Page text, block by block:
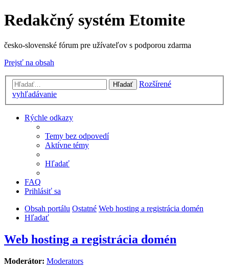
Redakčný systém Etomite
česko-slovenské fórum pre užívateľov s podporou zdarma
Prejsť na obsah
Hľadať
Rozšírené
vyhľadávanie
Rýchle odkazy
Temy bez odpovedí
Aktívne témy
Hľadať
FAQ
Prihlásiť sa
Obsah portálu Ostatné Web hosting a registrácia domén
Hľadať
Web hosting a registrácia domén
Moderátor: Moderators